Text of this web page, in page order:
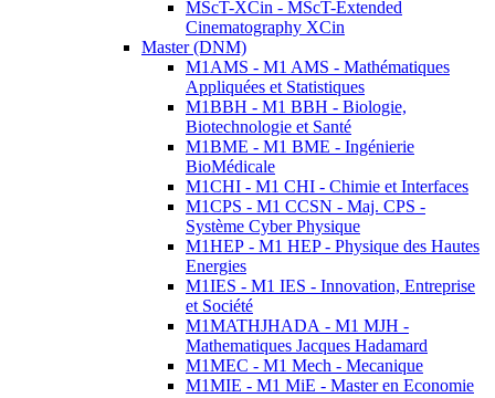
MScT-XCin - MScT-Extended
Cinematography XCin
Master (DNM)
M1AMS - M1 AMS - Mathématiques
Appliquées et Statistiques
M1BBH - M1 BBH - Biologie,
Biotechnologie et Santé
M1BME - M1 BME - Ingénierie
BioMédicale
M1CHI - M1 CHI - Chimie et Interfaces
M1CPS - M1 CCSN - Maj. CPS -
Système Cyber Physique
M1HEP - M1 HEP - Physique des Hautes
Energies
M1IES - M1 IES - Innovation, Entreprise
et Société
M1MATHJHADA - M1 MJH -
Mathematiques Jacques Hadamard
M1MEC - M1 Mech - Mecanique
M1MIE - M1 MiE - Master en Economie